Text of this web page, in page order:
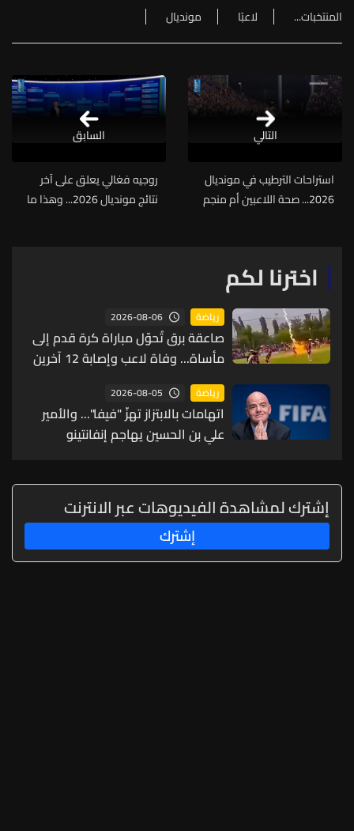
المنتخبات...
لاعبًا مونديال
التالي
استراحات الترطيب في مونديال
2026... صحة اللاعبين أم منجم
روجيه فغالي يعلق على آخر
نتائج مونديال 2026... وهذا ما
السابق
اخترنا لكم
رياضة 2026-08-06
صاعقة برق تُحوّل مباراة كرة قدم إلى
مأساة... وفاة لاعب وإصابة 12 آخرين
رياضة 2026-08-05
اتهامات بالابتزاز تهزّ "فيفا"... والأمير
علي بن الحسين يهاجم إنفانتينو
إشترك لمشاهدة الفيديوهات عبر الانترنت
إشترك